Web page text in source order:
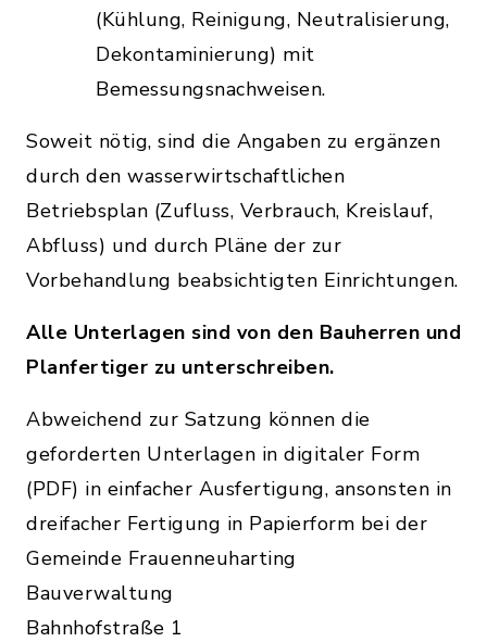
(Kühlung, Reinigung, Neutralisierung,
Dekontaminierung) mit
Bemessungsnachweisen.
Soweit nötig, sind die Angaben zu ergänzen
durch den wasserwirtschaftlichen
Betriebsplan (Zufluss, Verbrauch, Kreislauf,
Abfluss) und durch Pläne der zur
Vorbehandlung beabsichtigten Einrichtungen.
Alle Unterlagen sind von den Bauherren und
Planfertiger zu unterschreiben.
Abweichend zur Satzung können die
geforderten Unterlagen in digitaler Form
(PDF) in einfacher Ausfertigung, ansonsten in
dreifacher Fertigung in Papierform bei der
Gemeinde Frauenneuharting
Bauverwaltung
Bahnhofstraße 1